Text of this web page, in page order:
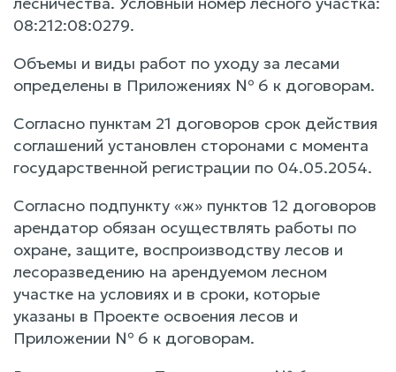
08:212:08:0279.
Объемы и виды работ по уходу за лесами
определены в Приложениях № 6 к договорам.
Согласно пунктам 21 договоров срок действия
соглашений установлен сторонами с момента
государственной регистрации по 04.05.2054.
Согласно подпункту «ж» пунктов 12 договоров
арендатор обязан осуществлять работы по
охране, защите, воспроизводству лесов и
лесоразведению на арендуемом лесном
участке на условиях и в сроки, которые
указаны в Проекте освоения лесов и
Приложении № 6 к договорам.